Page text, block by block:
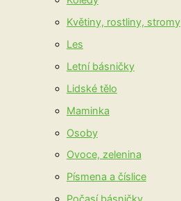
Květiny, rostliny, stromy
Les
Letní básničky
Lidské tělo
Maminka
Osoby
Ovoce, zelenina
Písmena a číslice